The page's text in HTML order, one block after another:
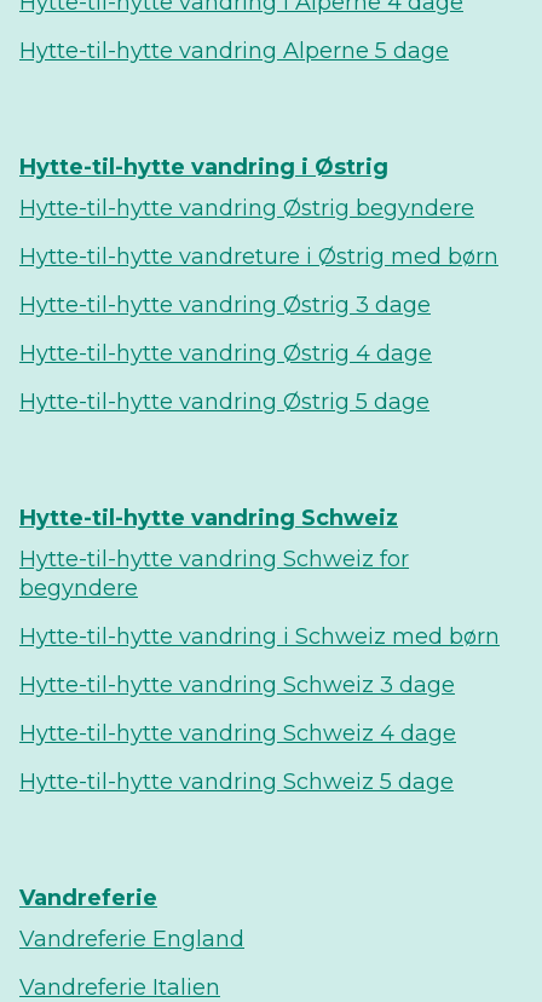
Hytte-til-hytte vandring Alperne 5 dage
Hytte-til-hytte vandring i Østrig
Hytte-til-hytte vandring Østrig begyndere
Hytte-til-hytte vandreture i Østrig med børn
Hytte-til-hytte vandring Østrig 3 dage
Hytte-til-hytte vandring Østrig 4 dage
Hytte-til-hytte vandring Østrig 5 dage
Hytte-til-hytte vandring Schweiz
Hytte-til-hytte vandring Schweiz for
begyndere
Hytte-til-hytte vandring i Schweiz med børn
Hytte-til-hytte vandring Schweiz 3 dage
Hytte-til-hytte vandring Schweiz 4 dage
Hytte-til-hytte vandring Schweiz 5 dage
Vandreferie
Vandreferie England
Vandreferie Italien